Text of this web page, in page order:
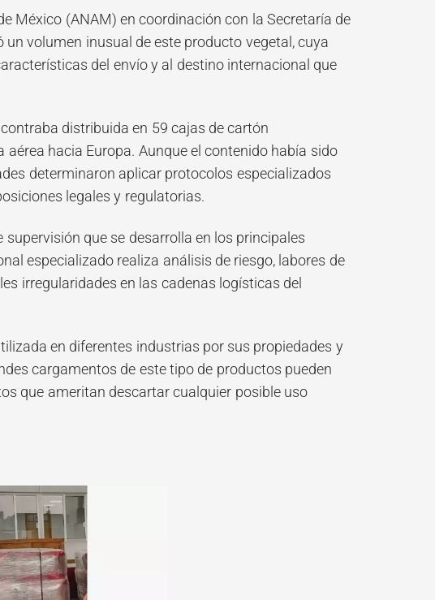
México (ANAM) en coordinación con la Secretaría de
volumen inusual de este producto vegetal, cuya
del envío y al destino internacional que
distribuida en 59 cajas de cartón
hacia Europa. Aunque el contenido había sido
determinaron aplicar protocolos especializados
legales y regulatorias.
que se desarrolla en los principales
especializado realiza análisis de riesgo, labores de
irregularidades en las cadenas logísticas del
en diferentes industrias por sus propiedades y
cargamentos de este tipo de productos pueden
que ameritan descartar cualquier posible uso